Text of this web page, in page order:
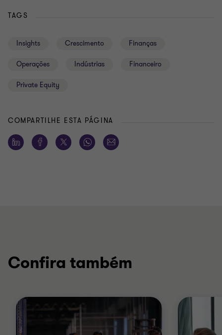
TAGS
Insights Crescimento Finanças
Operações Indústrias Financeiro
Private Equity
COMPARTILHE ESTA PÁGINA
Confira também